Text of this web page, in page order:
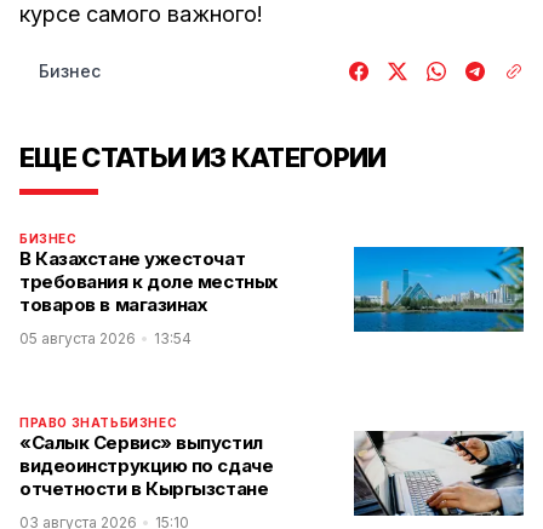
курсе самого важного!
Бизнес
ЕЩЕ СТАТЬИ ИЗ КАТЕГОРИИ
БИЗНЕС
В Казахстане ужесточат
требования к доле местных
товаров в магазинах
05 августа 2026 13:54
ПРАВО ЗНАТЬБИЗНЕС
«Салык Сервис» выпустил
видеоинструкцию по сдаче
отчетности в Кыргызстане
03 августа 2026 15:10